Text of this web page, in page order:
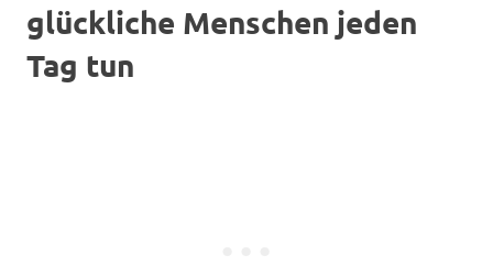
glückliche Menschen jeden
Tag tun